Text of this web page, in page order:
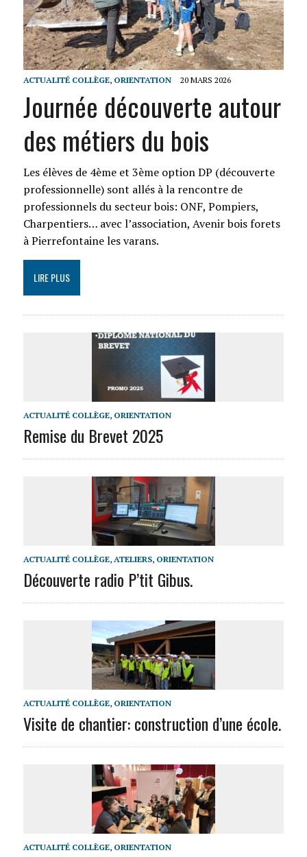
ACTUALITÉ COLLÈGE, ORIENTATION 20 MARS 2026
Journée découverte autour
des métiers du bois
Les élèves de 4ème et 3ème option DP (découverte
professionnelle) sont allés à la rencontre de
professionnels du secteur bois: ONF, Pompiers,
Charpentiers… avec l’association, Avenir bois forets
à Pierrefontaine les varans.
LIRE PLUS
ACTUALITÉ COLLÈGE, ORIENTATION
Remise du Brevet 2025
ACTUALITÉ COLLÈGE, ATELIERS, ORIENTATION
Découverte radio P’tit Gibus.
ACTUALITÉ COLLÈGE, ORIENTATION
Visite de chantier: construction d’une école.
ACTUALITÉ COLLÈGE, ORIENTATION